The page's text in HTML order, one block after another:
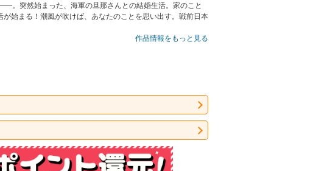
。突然始まった、海軍の旦那さんとの結婚生活。家のこと
始まる！潮風が吹けば、あなたのことを思い出す。戦前日本
作品情報をもっと見る